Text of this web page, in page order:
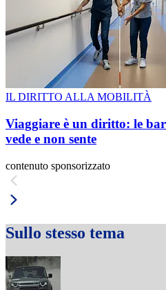
IL DIRITTO ALLA MOBILITÀ
Viaggiare è un diritto: le
vede e non sente
contenuto sponsorizzato
Sullo stesso tema